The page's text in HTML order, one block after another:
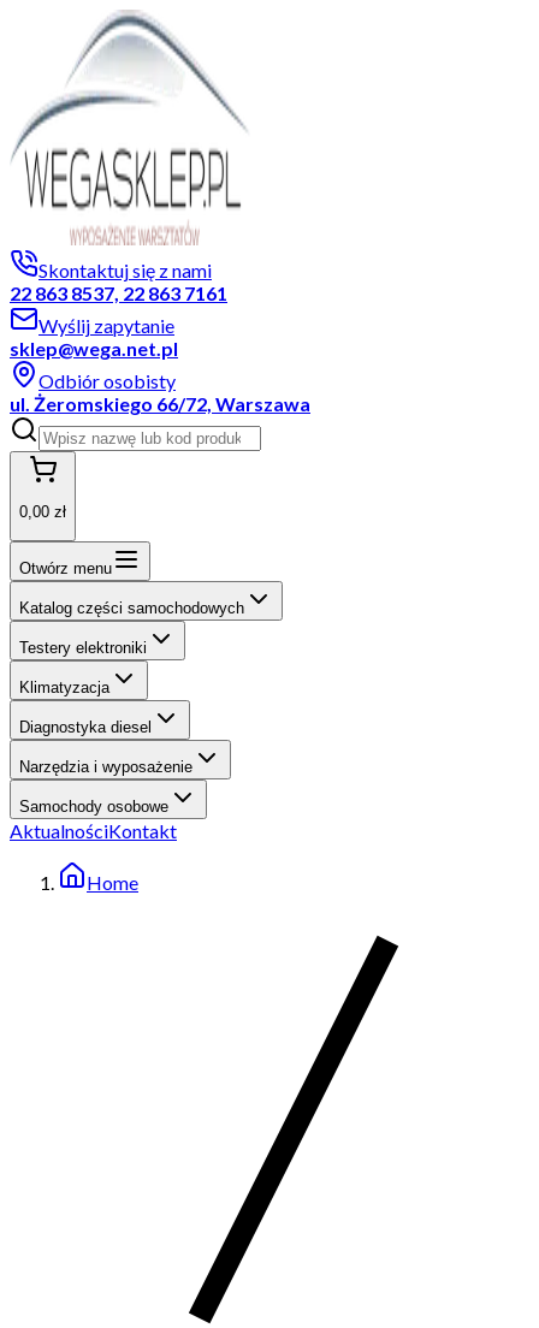
Skontaktuj się z nami
22 863 8537, 22 863 7161
Wyślij zapytanie
sklep@wega.net.pl
Odbiór osobisty
ul. Żeromskiego 66/72, Warszawa
0,00 zł
Otwórz menu
Katalog części samochodowych
Testery elektroniki
Klimatyzacja
Diagnostyka diesel
Narzędzia i wyposażenie
Samochody osobowe
AktualnościKontakt
Home